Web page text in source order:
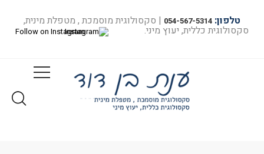
טלפון: 054-567-5314 | סקסולוגית מוסמכת , מטפלת מינית,
סקסולוגית כללית, יעוץ מיני. Follow on Instagram